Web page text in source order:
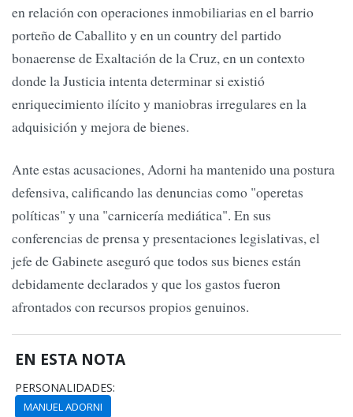
en relación con operaciones inmobiliarias en el barrio
porteño de Caballito y en un country del partido
bonaerense de Exaltación de la Cruz, en un contexto
donde la Justicia intenta determinar si existió
enriquecimiento ilícito y maniobras irregulares en la
adquisición y mejora de bienes.
Ante estas acusaciones, Adorni ha mantenido una postura
defensiva, calificando las denuncias como "operetas
políticas" y una "carnicería mediática". En sus
conferencias de prensa y presentaciones legislativas, el
jefe de Gabinete aseguró que todos sus bienes están
debidamente declarados y que los gastos fueron
afrontados con recursos propios genuinos.
EN ESTA NOTA
PERSONALIDADES:
MANUEL ADORNI